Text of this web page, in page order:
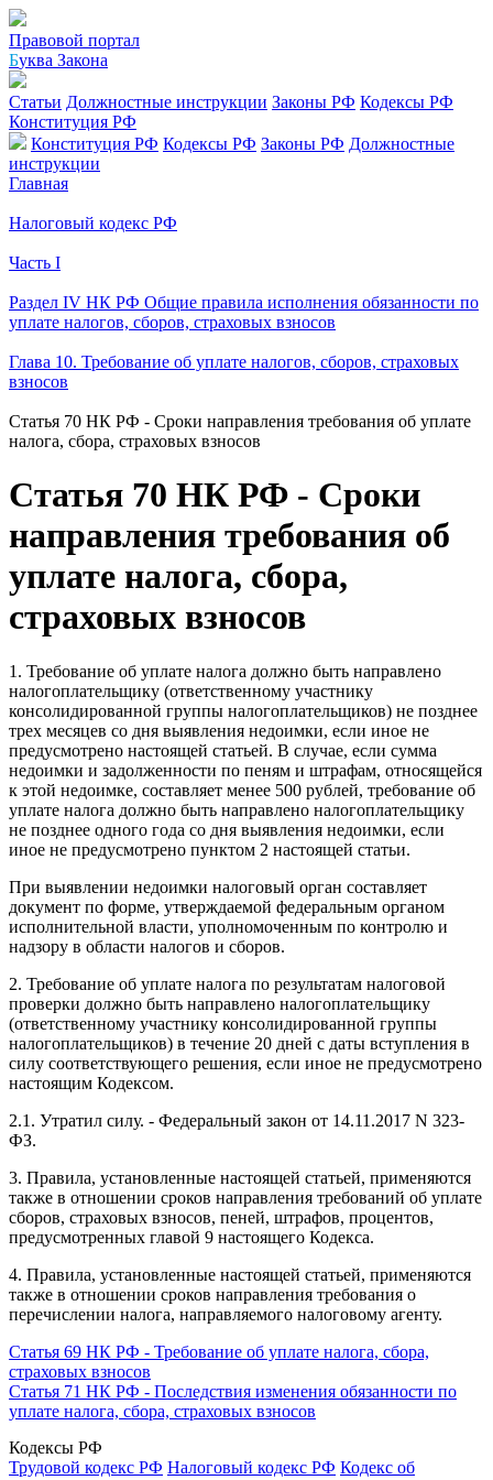
Правовой портал
Буква Закона
Статьи Должностные инструкции Законы РФ Кодексы РФ
Конституция РФ
Конституция РФ Кодексы РФ Законы РФ Должностные
инструкции
Главная
Налоговый кодекс РФ
Часть I
Раздел IV НК РФ Общие правила исполнения обязанности по
уплате налогов, сборов, страховых взносов
Глава 10. Требование об уплате налогов, сборов, страховых
взносов
Статья 70 НК РФ - Сроки направления требования об уплате
налога, сбора, страховых взносов
Статья 70 НК РФ - Сроки
направления требования об
уплате налога, сбора,
страховых взносов
1. Требование об уплате налога должно быть направлено
налогоплательщику (ответственному участнику
консолидированной группы налогоплательщиков) не позднее
трех месяцев со дня выявления недоимки, если иное не
предусмотрено настоящей статьей. В случае, если сумма
недоимки и задолженности по пеням и штрафам, относящейся
к этой недоимке, составляет менее 500 рублей, требование об
уплате налога должно быть направлено налогоплательщику
не позднее одного года со дня выявления недоимки, если
иное не предусмотрено пунктом 2 настоящей статьи.
При выявлении недоимки налоговый орган составляет
документ по форме, утверждаемой федеральным органом
исполнительной власти, уполномоченным по контролю и
надзору в области налогов и сборов.
2. Требование об уплате налога по результатам налоговой
проверки должно быть направлено налогоплательщику
(ответственному участнику консолидированной группы
налогоплательщиков) в течение 20 дней с даты вступления в
силу соответствующего решения, если иное не предусмотрено
настоящим Кодексом.
2.1. Утратил силу. - Федеральный закон от 14.11.2017 N 323-
ФЗ.
3. Правила, установленные настоящей статьей, применяются
также в отношении сроков направления требований об уплате
сборов, страховых взносов, пеней, штрафов, процентов,
предусмотренных главой 9 настоящего Кодекса.
4. Правила, установленные настоящей статьей, применяются
также в отношении сроков направления требования о
перечислении налога, направляемого налоговому агенту.
Статья 69 НК РФ - Требование об уплате налога, сбора,
страховых взносов
Статья 71 НК РФ - Последствия изменения обязанности по
уплате налога, сбора, страховых взносов
Кодексы РФ
Трудовой кодекс РФ Налоговый кодекс РФ Кодекс об